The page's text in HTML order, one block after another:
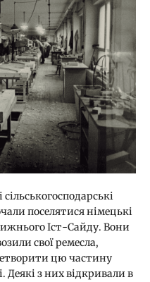
поселятися німецькі
Іст-Сайду. Вони
свої ремесла,
цю частину
Деякі з них відкривали в